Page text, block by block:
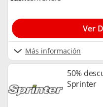
Más información
Ver
50%
Sprinter